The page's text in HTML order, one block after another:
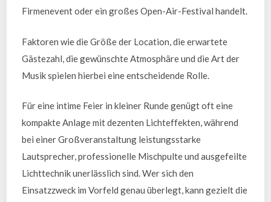
Firmenevent oder ein großes Open-Air-Festival handelt.
Faktoren wie die Größe der Location, die erwartete
Gästezahl, die gewünschte Atmosphäre und die Art der
Musik spielen hierbei eine entscheidende Rolle.
Für eine intime Feier in kleiner Runde genügt oft eine
kompakte Anlage mit dezenten Lichteffekten, während
bei einer Großveranstaltung leistungsstarke
Lautsprecher, professionelle Mischpulte und ausgefeilte
Lichttechnik unerlässlich sind. Wer sich den
Einsatzzweck im Vorfeld genau überlegt, kann gezielt die